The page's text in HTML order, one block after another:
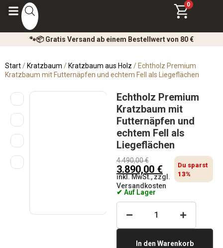
0
🐾📦 Gratis Versand ab einem Bestellwert von 80 €
Start/ Kratzbaum / Kratzbaum aus Holz / Echtholz Premium
Kratzbaum mit Futternäpfen und echtem Fell als Liegeflächen
Echtholz Premium
Kratzbaum mit
Futternäpfen und
echtem Fell als
Liegeflächen
4.490,00€
3.890,00 €
Du sparst
13%
inkl. MwSt., zzgl.
Versandkosten
✔ Auf Lager
In den Warenkorb